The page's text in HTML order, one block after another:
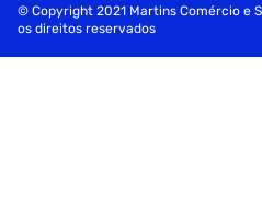
© Copyright 2021 Martins Comércio e
os direitos reservados